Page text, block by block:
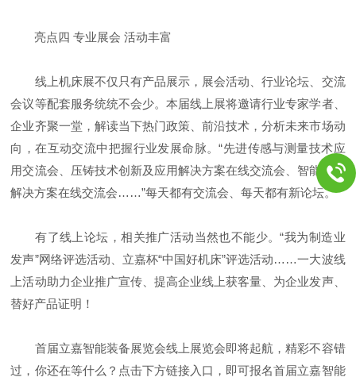
亮点四 专业展会 活动丰富
线上机床展不仅只有产品展示，展会活动、行业论坛、交流
会议等配套服务统统不会少。本届线上展将邀请行业专家学者、
企业齐聚一堂，解读当下热门政策、前沿技术，分析未来市场动
向，在互动交流中把握行业发展命脉。“先进传感与测量技术应
用交流会、压铸技术创新及应用解决方案在线交流会、智能制造
解决方案在线交流会……”每天都有交流会、每天都有新论坛。
有了线上论坛，相关推广活动当然也不能少。“我为制造业
发声”网络评选活动、立嘉杯“中国好机床”评选活动……一大波线
上活动助力企业推广宣传、提高企业线上获客量、为企业发声、
替好产品证明！
首届立嘉智能装备展览会线上展览会即将起航，精彩不容错
过，你还在等什么？点击下方链接入口，即可报名首届立嘉智能